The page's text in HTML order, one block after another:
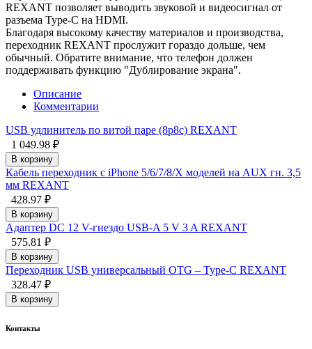
REXANT позволяет выводить звуковой и видеосигнал от
разъема Type-C на HDMI.
Благодаря высокому качеству материалов и производства,
переходник REXANT прослужит гораздо дольше, чем
обычный. Обратите внимание, что телефон должен
поддерживать функцию "Дублирование экрана".
Описание
Комментарии
USB удлинитель по витой паре (8p8c) REXANT
1 049.98 ₽
В корзину
Кабель переходник с iPhone 5/6/7/8/X моделей на AUX гн. 3,5
мм REXANT
428.97 ₽
В корзину
Адаптер DC 12 V-гнездо USB-A 5 V 3 A REXANT
575.81 ₽
В корзину
Переходник USB универсальный OTG – Type-C REXANT
328.47 ₽
В корзину
Контакты